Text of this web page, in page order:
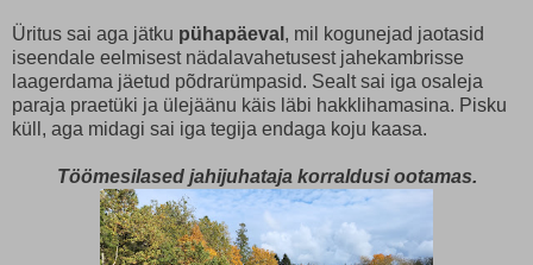
Üritus sai aga jätku pühapäeval , mil kogunejad jaotasid
iseendale eelmisest nädalavahetusest jahekambrisse
laagerdama jäetud põdrarümpasid. Sealt sai iga osaleja
paraja praetüki ja ülejäänu käis läbi hakklihamasina. Pisku
küll, aga midagi sai iga tegija endaga koju kaasa.
Töömesilased jahijuhataja korraldusi ootamas.